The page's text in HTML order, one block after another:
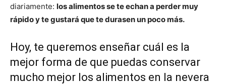
|
Receta
diariamente: los alimentos se te echan a perder muy
rápido y te gustará que te durasen un poco más.
Hoy, te queremos enseñar cuál es la
mejor forma de que puedas conservar
mucho mejor los alimentos en la nevera